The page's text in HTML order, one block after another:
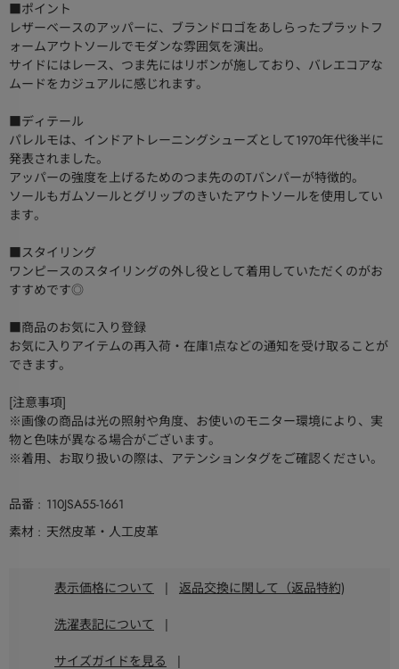
■ポイント
レザーベースのアッパーに、ブランドロゴをあしらったプラットフ
ォームアウトソールでモダンな雰囲気を演出。
サイドにはレース、つま先にはリボンが施しており、バレエコアな
ムードをカジュアルに感じれます。
■ディテール
パレルモは、インドアトレーニングシューズとして1970年代後半に
発表されました。
アッパーの強度を上げるためのつま先ののTバンパーが特徴的。
ソールもガムソールとグリップのきいたアウトソールを使用してい
ます。
■スタイリング
ワンピースのスタイリングの外し役として着用していただくのがお
すすめです◎
■商品のお気に入り登録
お気に入りアイテムの再入荷・在庫1点などの通知を受け取ることが
できます。
[注意事項]
※画像の商品は光の照射や角度、お使いのモニター環境により、実
物と色味が異なる場合がございます。
※着用、お取り扱いの際は、アテンションタグをご確認ください。
品番
110JSA55-1661
素材
天然皮革・人工皮革
表示価格について | 返品交換に関して（返品特約)
洗濯表記について |
サイズガイドを見る |